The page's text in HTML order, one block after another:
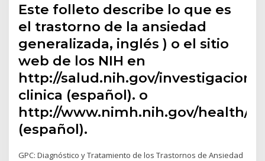
Este folleto describe lo que es
el trastorno de la ansiedad
generalizada, inglés ) o el sitio
web de los NIH en
http://salud.nih.gov/investigacion-
clinica (español). o
http://www.nimh.nih.gov/health/
(español).
GPC: Diagnóstico y Tratamiento de los Trastornos de Ansiedad